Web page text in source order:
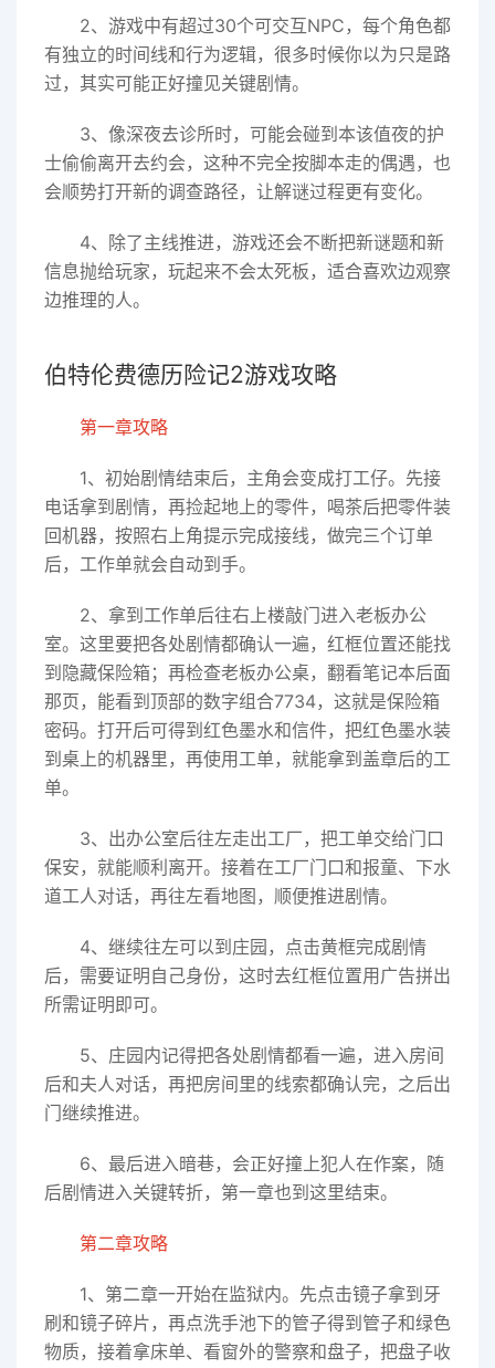
2、游戏中有超过30个可交互NPC，每个角色都
有独立的时间线和行为逻辑，很多时候你以为只是路
过，其实可能正好撞见关键剧情。
3、像深夜去诊所时，可能会碰到本该值夜的护
士偷偷离开去约会，这种不完全按脚本走的偶遇，也
会顺势打开新的调查路径，让解谜过程更有变化。
4、除了主线推进，游戏还会不断把新谜题和新
信息抛给玩家，玩起来不会太死板，适合喜欢边观察
边推理的人。
伯特伦费德历险记2游戏攻略
第一章攻略
1、初始剧情结束后，主角会变成打工仔。先接
电话拿到剧情，再捡起地上的零件，喝茶后把零件装
回机器，按照右上角提示完成接线，做完三个订单
后，工作单就会自动到手。
2、拿到工作单后往右上楼敲门进入老板办公
室。这里要把各处剧情都确认一遍，红框位置还能找
到隐藏保险箱；再检查老板办公桌，翻看笔记本后面
那页，能看到顶部的数字组合7734，这就是保险箱
密码。打开后可得到红色墨水和信件，把红色墨水装
到桌上的机器里，再使用工单，就能拿到盖章后的工
单。
3、出办公室后往左走出工厂，把工单交给门口
保安，就能顺利离开。接着在工厂门口和报童、下水
道工人对话，再往左看地图，顺便推进剧情。
4、继续往左可以到庄园，点击黄框完成剧情
后，需要证明自己身份，这时去红框位置用广告拼出
所需证明即可。
5、庄园内记得把各处剧情都看一遍，进入房间
后和夫人对话，再把房间里的线索都确认完，之后出
门继续推进。
6、最后进入暗巷，会正好撞上犯人在作案，随
后剧情进入关键转折，第一章也到这里结束。
第二章攻略
1、第二章一开始在监狱内。先点击镜子拿到牙
刷和镜子碎片，再点洗手池下的管子得到管子和绿色
物质，接着拿床单、看窗外的警察和盘子，把盘子收